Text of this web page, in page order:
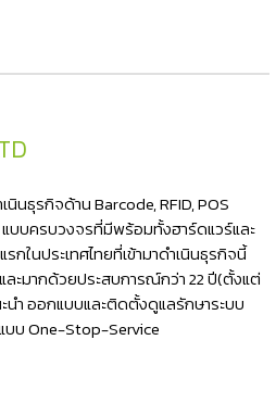
บ
นธุรกิจด้าน Barcode, RFID, POS
บบครบวงจรที่มีพร้อมทั้งฮาร์ดแวร์และ
ในประเทศไทยที่เข้ามาดำเนินธุรกิจนี้
ะมากด้วยประสบการณ์กว่า 22 ปี(ตั้งแต่
นำ ออกแบบและติดตั้งดูแลรักษาระบบ
บ One-Stop-Service